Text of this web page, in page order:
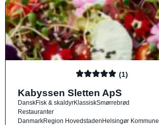
(1)
Kabyssen Sletten ApS
DanskFisk & skaldyrKlassiskSmørrebrød
Restauranter
DanmarkRegion HovedstadenHelsingør Kommune